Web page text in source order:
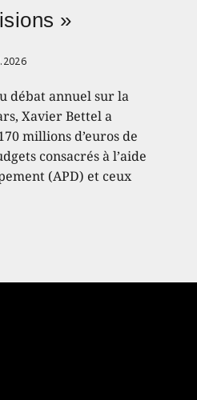
»
débat annuel sur la
Xavier Bettel a
millions d’euros de
consacrés à l’aide
(APD) et ceux